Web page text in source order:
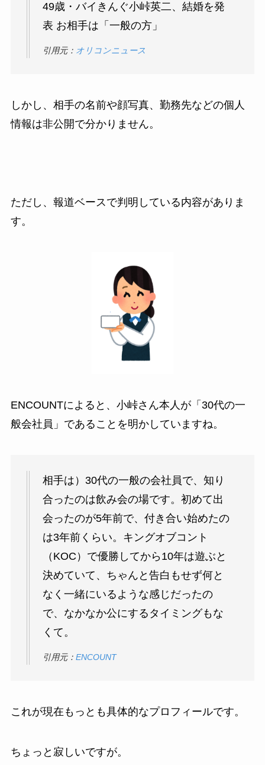
49歳・バイきんぐ小峠英二、結婚を発
表 お相手は「一般の方」
引用元： オリコンニュース
しかし、相手の名前や顔写真、勤務先などの個人
情報は非公開で分かりません。
ただし、報道ベースで判明している内容がありま
す。
ENCOUNTによると、小峠さん本人が「30代の一
般会社員」であることを明かしていますね。
相手は）30代の一般の会社員で、知り
合ったのは飲み会の場です。初めて出
会ったのが5年前で、付き合い始めたの
は3年前くらい。キングオブコント
（KOC）で優勝してから10年は遊ぶと
決めていて、ちゃんと告白もせず何と
なく一緒にいるような感じだったの
で、なかなか公にするタイミングもな
くて。
引用元： ENCOUNT
これが現在もっとも具体的なプロフィールです。
ちょっと寂しいですが。